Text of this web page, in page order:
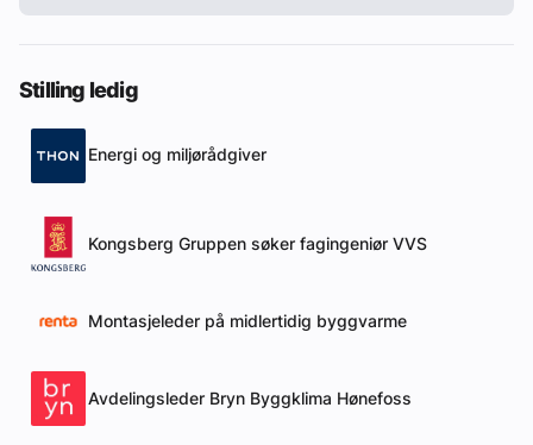
Stilling ledig
Energi og miljørådgiver
Kongsberg Gruppen søker fagingeniør VVS
Montasjeleder på midlertidig byggvarme
Avdelingsleder Bryn Byggklima Hønefoss